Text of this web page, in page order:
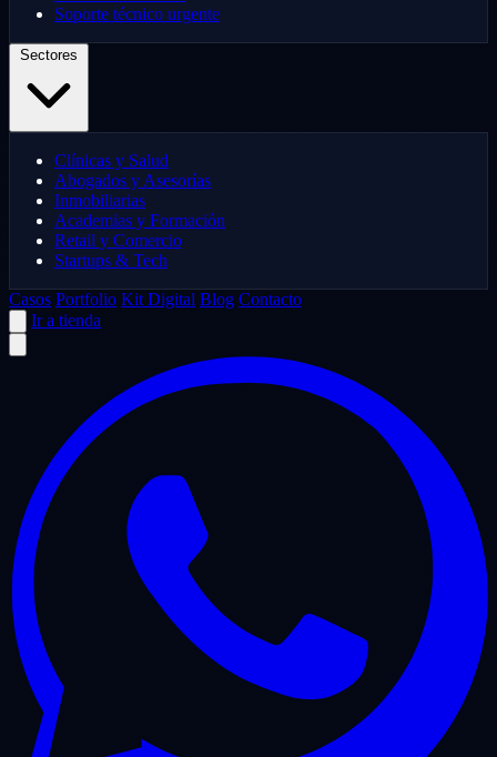
Soporte técnico urgente
Clínicas y Salud
Abogados y Asesorías
Inmobiliarias
Academias y Formación
Retail y Comercio
Startups & Tech
Casos Portfolio Kit Digital Blog Contacto
Ir a tienda